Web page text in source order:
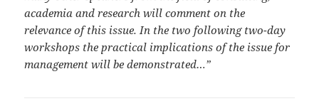
academia and research will comment on the
relevance of this issue. In the two following two-day
workshops the practical implications of the issue for
management will be demonstrated…”